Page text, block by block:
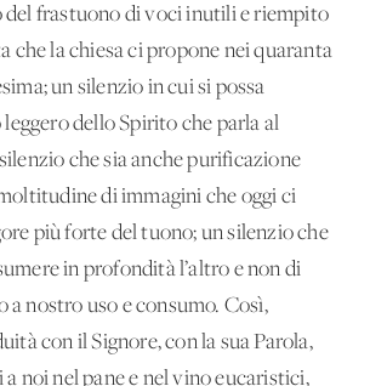
frastuono di voci inutili e riempito
che la chiesa ci propone nei quaranta
un silenzio in cui si possa
dello Spirito che parla al
che sia anche purificazione
di immagini che oggi ci
più forte del tuono; un silenzio che
in profondità l’altro e non di
nostro uso e consumo. Così,
con il Signore, con la sua Parola,
a noi nel pane e nel vino eucaristici,